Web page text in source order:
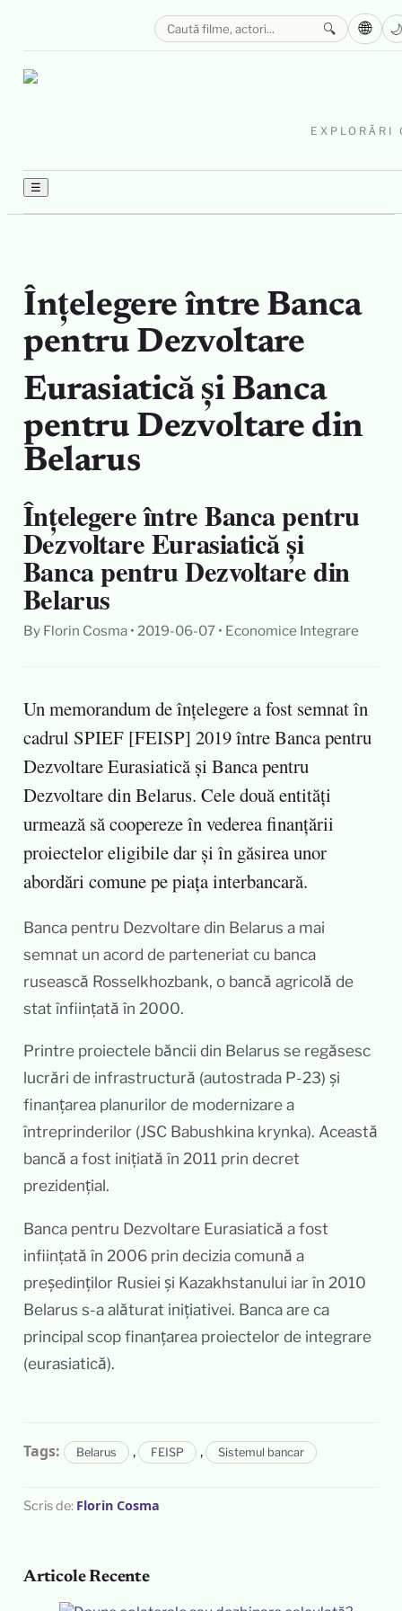
EXPLORĂRI
☰
🔍 🌐
Înțelegere între Banca
pentru Dezvoltare
Eurasiatică și Banca
pentru Dezvoltare din
Belarus
Înțelegere între Banca pentru
Dezvoltare Eurasiatică și
Banca pentru Dezvoltare din
Belarus
By Florin Cosma• 2019-06-07• Economice Integrare
Un memorandum de înțelegere a fost semnat în
cadrul SPIEF [FEISP] 2019 între Banca pentru
Dezvoltare Eurasiatică și Banca pentru
Dezvoltare din Belarus. Cele două entități
urmează să coopereze în vederea finanțării
proiectelor eligibile dar și în găsirea unor
abordări comune pe piața interbancară.
Banca pentru Dezvoltare din Belarus a mai
semnat un acord de parteneriat cu banca
rusească Rosselkhozbank, o bancă agricolă de
stat înființată în 2000.
Printre proiectele băncii din Belarus se regăsesc
lucrări de infrastructură (autostrada P-23) și
finanțarea planurilor de modernizare a
întreprinderilor (JSC Babushkina krynka). Această
bancă a fost inițiată în 2011 prin decret
prezidențial.
Banca pentru Dezvoltare Eurasiatică a fost
inființată în 2006 prin decizia comună a
președinților Rusiei și Kazakhstanului iar în 2010
Belarus s-a alăturat inițiativei. Banca are ca
principal scop finanțarea proiectelor de integrare
(eurasiatică).
Tags: Belarus , FEISP , Sistemul bancar
Scris de: Florin Cosma
Articole Recente